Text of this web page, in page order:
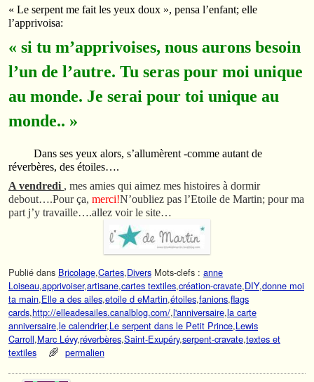
« Le serpent me fait les yeux doux », pensa l’enfant; elle
l’apprivoisa:
« si tu m’apprivoises, nous aurons besoin
l’un de l’autre. Tu seras pour moi unique
au monde. Je serai pour toi unique au
monde.. »
Dans ses yeux alors, s’allumèrent -comme autant de
réverbères, des étoiles….
A vendredi , mes amies qui aimez mes histoires à dormir
debout….Pour ça, merci!N’oubliez pas l’Etoile de Martin; pour ma
part j’y travaille….allez voir le site…
Publié dans Bricolage,Cartes,Divers Mots-clefs : anne
Loiseau,apprivoiser,artisane,cartes textiles,création-cravate,DIY,donne moi
ta main,Elle a des ailes,etoile d eMartin,étoiles,fanions,flags
cards,http://elleadesailes.canalblog.com/,l'anniversaire,la carte
anniversaire,le calendrier,Le serpent dans le Petit Prince,Lewis
Carroll,Marc Lévy,réverbères,Saint-Exupéry,serpent-cravate,textes et
textiles
permalien